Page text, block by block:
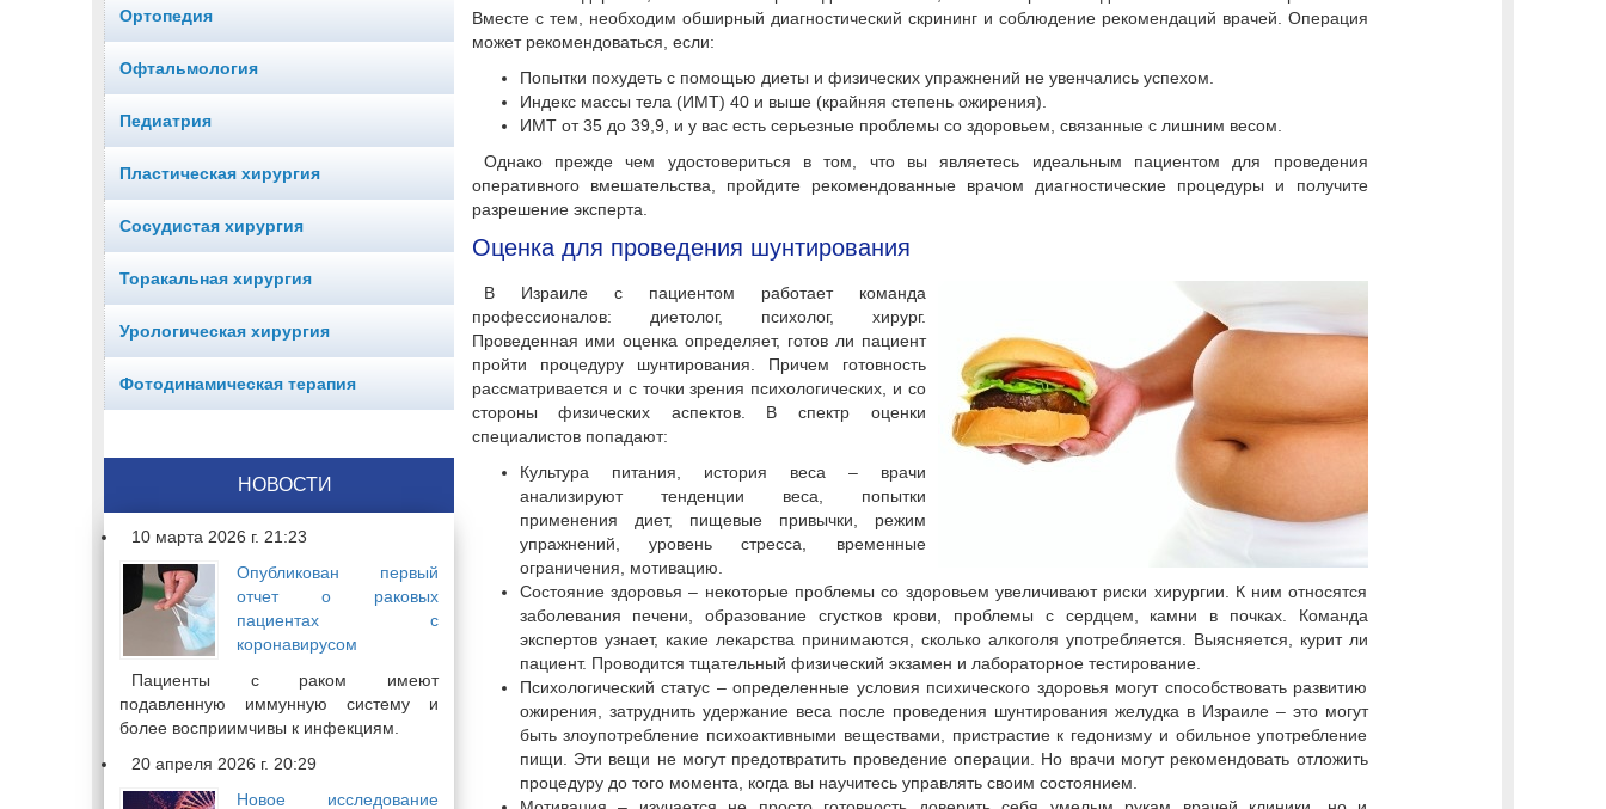
Ортопедия
Офтальмология
Педиатрия
Пластическая хирургия
Сосудистая хирургия
Торакальная хирургия
Урологическая хирургия
Фотодинамическая терапия
НОВОСТИ
10 марта 2026 г. 21:23
Опубликован первый
отчет о раковых
пациентах с
коронавирусом
Пациенты с раком имеют
подавленную иммунную систему и
более восприимчивы к инфекциям.
20 апреля 2026 г. 20:29
Новое исследование
Вместе с тем, необходим обширный диагностический скрининг и соблюдение рекомендаций врачей. Операция
может рекомендоваться, если:
Попытки похудеть с помощью диеты и физических упражнений не увенчались успехом.
Индекс массы тела (ИМТ) 40 и выше (крайняя степень ожирения).
ИМТ от 35 до 39,9, и у вас есть серьезные проблемы со здоровьем, связанные с лишним весом.
Однако прежде чем удостовериться в том, что вы являетесь идеальным пациентом для проведения
оперативного вмешательства, пройдите рекомендованные врачом диагностические процедуры и получите
разрешение эксперта.
Оценка для проведения шунтирования
В Израиле с пациентом работает команда
профессионалов: диетолог, психолог, хирург.
Проведенная ими оценка определяет, готов ли пациент
пройти процедуру шунтирования. Причем готовность
рассматривается и с точки зрения психологических, и со
стороны физических аспектов. В спектр оценки
специалистов попадают:
Культура питания, история веса – врачи
анализируют тенденции веса, попытки
применения диет, пищевые привычки, режим
упражнений, уровень стресса, временные
ограничения, мотивацию.
Состояние здоровья – некоторые проблемы со здоровьем увеличивают риски хирургии. К ним относятся
заболевания печени, образование сгустков крови, проблемы с сердцем, камни в почках. Команда
экспертов узнает, какие лекарства принимаются, сколько алкоголя употребляется. Выясняется, курит ли
пациент. Проводится тщательный физический экзамен и лабораторное тестирование.
Психологический статус – определенные условия психического здоровья могут способствовать развитию
ожирения, затруднить удержание веса после проведения шунтирования желудка в Израиле – это могут
быть злоупотребление психоактивными веществами, пристрастие к гедонизму и обильное употребление
пищи. Эти вещи не могут предотвратить проведение операции. Но врачи могут рекомендовать отложить
процедуру до того момента, когда вы научитесь управлять своим состоянием.